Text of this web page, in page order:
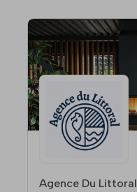
Agence Du Littoral